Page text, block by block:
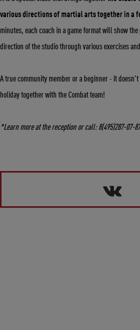
various directions of martial arts together in a
minutes, each coach in a game format will show
direction of the studio through various exercises
A true community member or a beginner - it
holiday together with the Combat team!
*Learn more at the reception or call: 8(495)287-07-